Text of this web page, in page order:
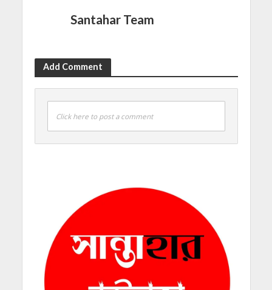
Santahar Team
Add Comment
Click here to post a comment